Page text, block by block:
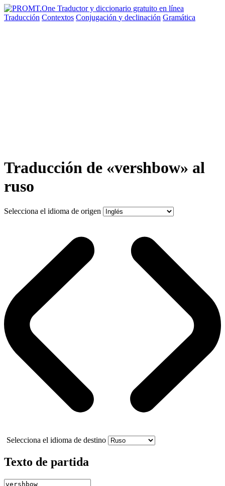
Traducción Contextos Conjugación y declinación Gramática
Traducción de «vershbow» al
ruso
Selecciona el idioma de origen
Selecciona el idioma de destino
Texto de partida